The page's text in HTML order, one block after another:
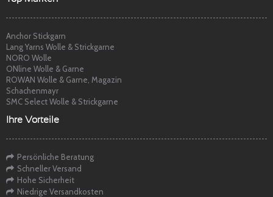
Anchor Stickgarn
Lang Yarns Wolle & Strickgarne
NORO Wolle
ONline Wolle & Garne
ROWAN Wolle & Garne, Magazin
Schachenmayr
SMC Select Wolle & Strickgarne
Ihre Vorteile
Persönliche Beratung
Schneller Versand
Hohe Sicherheit
Niedrige Versandkosten